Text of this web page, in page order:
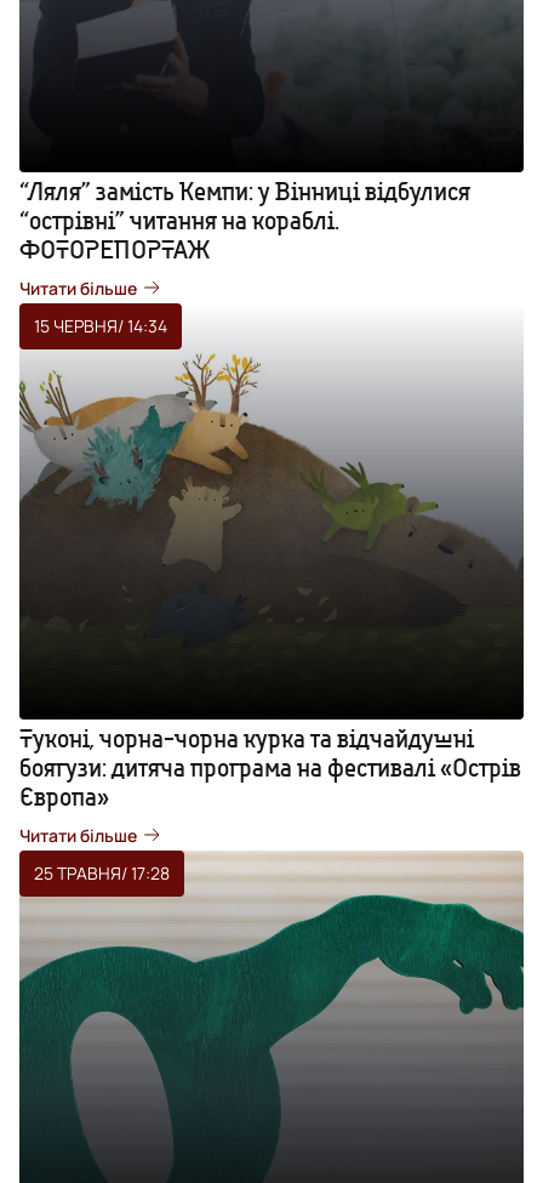
“Ляля” замість Кемпи: у Вінниці відбулися
“острівні” читання на кораблі.
ФОТОРЕПОРТАЖ
Читати більше
15 ЧЕРВНЯ/ 14:34
Туконі, чорна-чорна курка та відчайдушні
боягузи: дитяча програма на фестивалі «Острів
Європа»
Читати більше
25 ТРАВНЯ/ 17:28